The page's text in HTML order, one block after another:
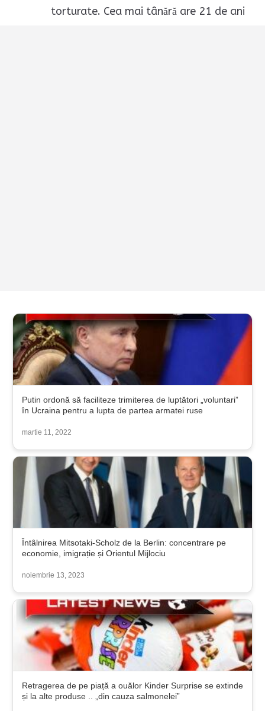
torturate. Cea mai tânără are 21 de ani
Putin ordonă să faciliteze trimiterea de luptători „voluntari”
în Ucraina pentru a lupta de partea armatei ruse
martie 11, 2022
Întâlnirea Mitsotaki-Scholz de la Berlin: concentrare pe
economie, imigrație și Orientul Mijlociu
noiembrie 13, 2023
Retragerea de pe piață a ouălor Kinder Surprise se extinde
și la alte produse .. „din cauza salmonelei”